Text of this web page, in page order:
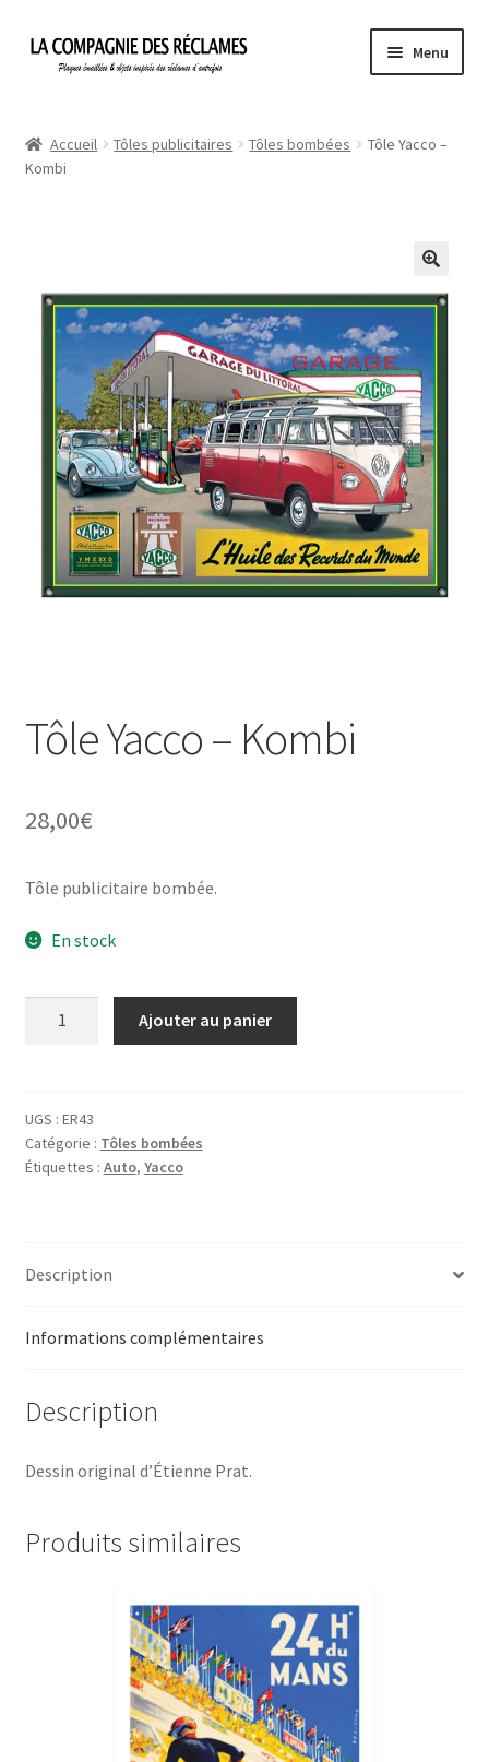
Aller
Aller
Menu
À propos de La Compagnie des Réclames
Mon compte
Mon Panier
Politique de confidentialité
Une histoire de plaques émaillées
Accueil Tôles publicitaires Tôles bombées
Tôle Yacco –
Kombi
Tôle Yacco – Kombi
28,00€
Tôle publicitaire bombée.
En stock
-
Kombi
Ajouter au panier
UGS : ER43
Catégorie : Tôles bombées
Étiquettes : Auto, Yacco
Description
Informations complémentaires
Description
Dessin original d’Étienne Prat.
Produits similaires